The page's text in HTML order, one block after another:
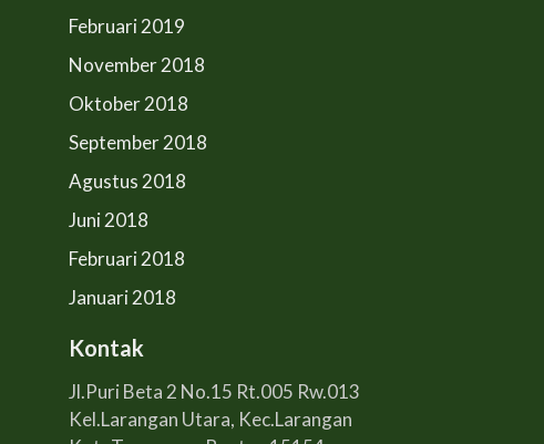
Februari 2019
November 2018
Oktober 2018
September 2018
Agustus 2018
Juni 2018
Februari 2018
Januari 2018
Kontak
Jl.Puri Beta 2 No.15 Rt.005 Rw.013
Kel.Larangan Utara, Kec.Larangan